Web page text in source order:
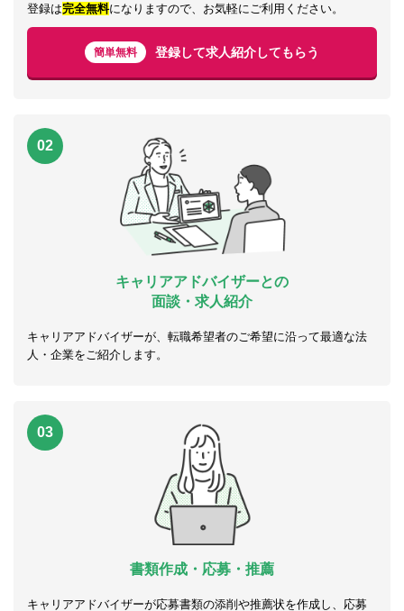
登録は完全無料になりますので、お気軽にご利用ください。
簡単無料 登録して求人紹介してもらう
02
キャリアアドバイザーとの
面談・求人紹介
キャリアアドバイザーが、転職希望者のご希望に沿って最適な法
人・企業をご紹介します。
03
書類作成・応募・推薦
キャリアアドバイザーが応募書類の添削や推薦状を作成し、応募